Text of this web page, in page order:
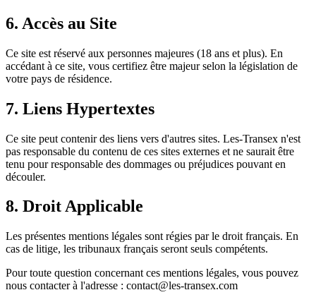
6. Accès au Site
Ce site est réservé aux personnes majeures (18 ans et plus). En
accédant à ce site, vous certifiez être majeur selon la législation de
votre pays de résidence.
7. Liens Hypertextes
Ce site peut contenir des liens vers d'autres sites. Les-Transex n'est
pas responsable du contenu de ces sites externes et ne saurait être
tenu pour responsable des dommages ou préjudices pouvant en
découler.
8. Droit Applicable
Les présentes mentions légales sont régies par le droit français. En
cas de litige, les tribunaux français seront seuls compétents.
Pour toute question concernant ces mentions légales, vous pouvez
nous contacter à l'adresse : contact@les-transex.com